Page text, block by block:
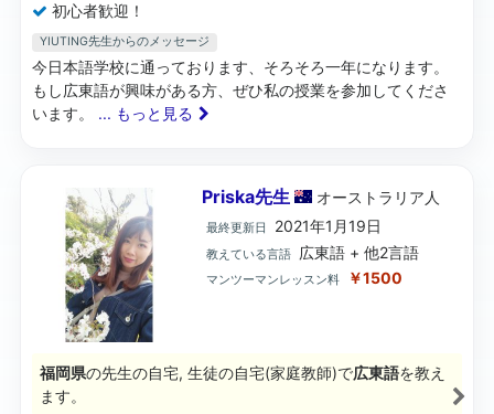
初心者歓迎！
YIUTING先生からのメッセージ
今日本語学校に通っております、そろそろ一年になります。
もし広東語が興味がある方、ぜひ私の授業を参加してくださ
います。 ... もっと見る
Priska先生 オーストラリア 人
最終更新日 2021年1月19日
教えている言語 広東語 + 他2言語
マンツーマンレッスン料 ￥1500
福岡県の先生の自宅, 生徒の自宅(家庭教師)で広東語を教え
ます。